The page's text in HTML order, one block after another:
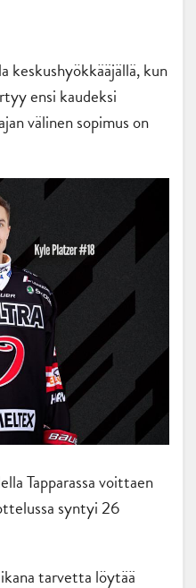
keskushyökkääjällä, kun
ensi kaudeksi
välinen sopimus on
Tapparassa voittaen
syntyi 26
tarvetta löytää